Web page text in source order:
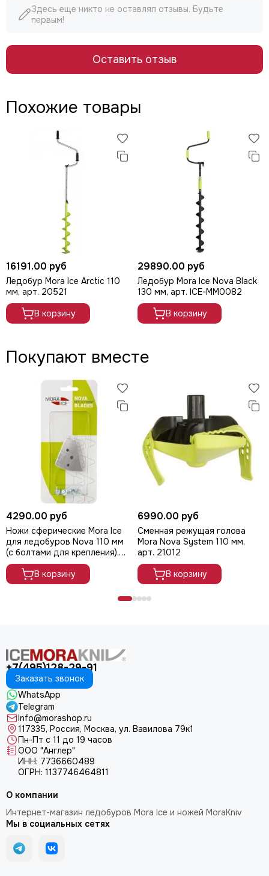
длину ледобура в пределах 30 см. Она имеет удобный
механизм для складывания и фиксируется в нужном
которым можно просверлить лед толщиной до 135 см.
Укомплектован сферическими ножами.
Цвет шнека – черный.
Для использования с шуруповертом требуется адаптер
диаметром 22 мм.
Ледобур производится с диаметрами шнеков: 110 мм, 130
Артикул № Вес
ICE-MM0082 130 мм/5"
ICE-MM0083 160 мм/6"
Сделано в Финляндии!
Гарантия два года!
Здесь еще никто не оставлял отзывы. Будьте
первым!
Оставить отзыв
Похожие товары
16191.00 руб
Ледобур Mora Ice Arctic 110
мм, арт. 20521
В корзину
29890.00 руб
Ледобур Mora Ice Nova Black
130 мм, арт. ICE-MM0082
В корзину
Покупают вместе
4290.00 руб
Ножи сферические Mora Ice
для ледобуров Nova 110 мм
(с болтами для крепления),
арт. 20947
В корзину
6990.00 руб
Сменная режущая голова
Mora Nova System 110 мм,
арт. 21012
В корзину
+7(495)128-29-91
Заказать звонок
WhatsApp
Telegram
Info@morashop.ru
117335, Россия, Москва, ул. Вавилова 79к1
Пн-Пт с 11 до 19 часов
ООО "Англер"
ИНН: 7736660489
ОГРН: 1137746464811
О компании
Интернет-магазин ледобуров Mora Ice и ножей MoraKniv
Мы в социальных сетях